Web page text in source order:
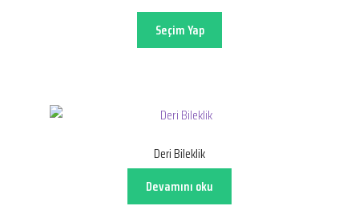
Seçim Yap
Deri Bileklik
Devamını oku